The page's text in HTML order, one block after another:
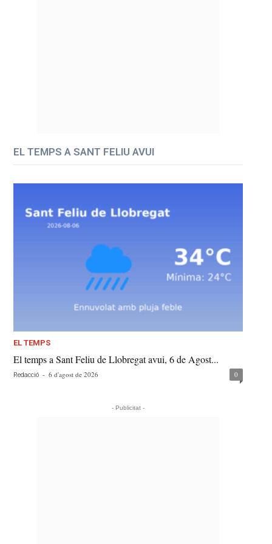
EL TEMPS A SANT FELIU AVUI
EL TEMPS
El temps a Sant Feliu de Llobregat avui, 6 de Agost...
Redacció - 6 d'agost de 2026 0
- Publicitat -